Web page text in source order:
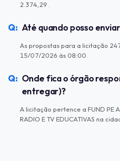
2.374,29 .
Até quando posso
As propostas para a licitação
15/07/2026 às 08:00.
Onde fica o órgão
entregar)?
A licitação pertence a FUND PE
RADIO E TV EDUCATIVAS na